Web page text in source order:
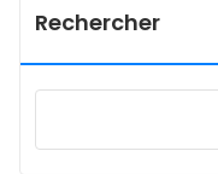
Rechercher